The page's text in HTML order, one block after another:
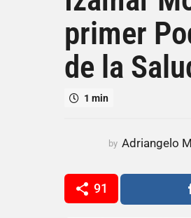
g
s
g
primer
de la
1 min
by Adriangelo
91